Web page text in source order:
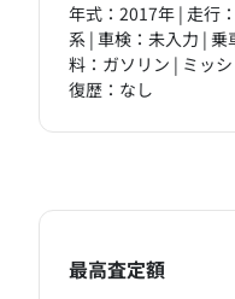
年式：2017年 | 走行
系 | 車検：未入力 |
料：ガソリン | ミッ
復歴：なし
最高査定額